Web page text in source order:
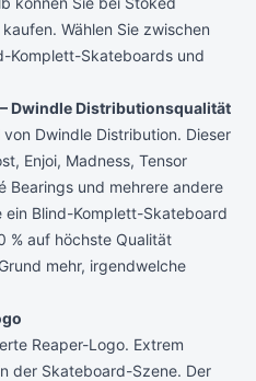
Wählen Sie zwischen
Komplett-Skateboards und
Dwindle Distributionsqualität
Dwindle Distribution. Dieser
Enjoi, Madness, Tensor
Bearings und mehrere andere
ein Blind-Komplett-Skateboard
% auf höchste Qualität
mehr, irgendwelche
Reaper-Logo. Extrem
der Skateboard-Szene. Der